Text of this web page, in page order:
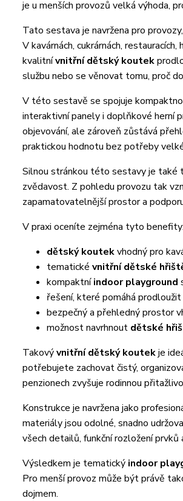
je u menších provozů velká výhoda,
Tato sestava je navržena pro
V kavárnách, cukrárnách,
kvalitnívnitřní dětský koutek
službu nebo se věnovat tomu, proč
V této sestavě se spojuje
interaktivní panely i doplňkové herní
objevování, ale zároveň zůstává
praktickou hodnotu bez potřeby
Silnou stránkou této sestavy je také
zvědavost. Z pohledu provozu tak
zapamatovatelnější prostor a
V praxi oceníte zejména tyto benefity:
dětský koutekvhodný pro
tematické vnitřní dětské
kompaktníindoor playground
řešení, které pomáhá
bezpečný a přehledný prostor
možnost navrhnout dětské
Takovývnitřní dětský koutekje
potřebujete zachovat čistý,
penzionech zvyšuje rodinnou
Konstrukce je navržena jako
materiály jsou odolné, snadno
všech detailů, funkční rozložení
Výsledkem je tematický indoor
Pro menší provoz může být právě
dojmem.